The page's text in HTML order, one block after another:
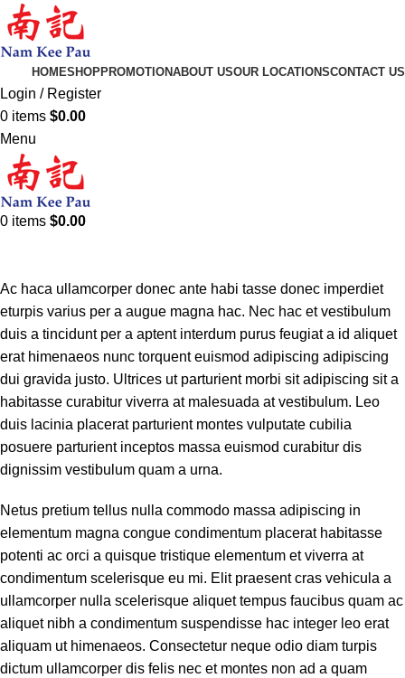
HOMESHOPPROMOTIONABOUT USOUR LOCATIONSCONTACT US
Login / Register
0 items $0.00
Menu
0 items $0.00
Ac haca ullamcorper donec ante habi tasse donec imperdiet
eturpis varius per a augue magna hac. Nec hac et vestibulum
duis a tincidunt per a aptent interdum purus feugiat a id aliquet
erat himenaeos nunc torquent euismod adipiscing adipiscing
dui gravida justo. Ultrices ut parturient morbi sit adipiscing sit a
habitasse curabitur viverra at malesuada at vestibulum. Leo
duis lacinia placerat parturient montes vulputate cubilia
posuere parturient inceptos massa euismod curabitur dis
dignissim vestibulum quam a urna.
Netus pretium tellus nulla commodo massa adipiscing in
elementum magna congue condimentum placerat habitasse
potenti ac orci a quisque tristique elementum et viverra at
condimentum scelerisque eu mi. Elit praesent cras vehicula a
ullamcorper nulla scelerisque aliquet tempus faucibus quam ac
aliquet nibh a condimentum suspendisse hac integer leo erat
aliquam ut himenaeos. Consectetur neque odio diam turpis
dictum ullamcorper dis felis nec et montes non ad a quam